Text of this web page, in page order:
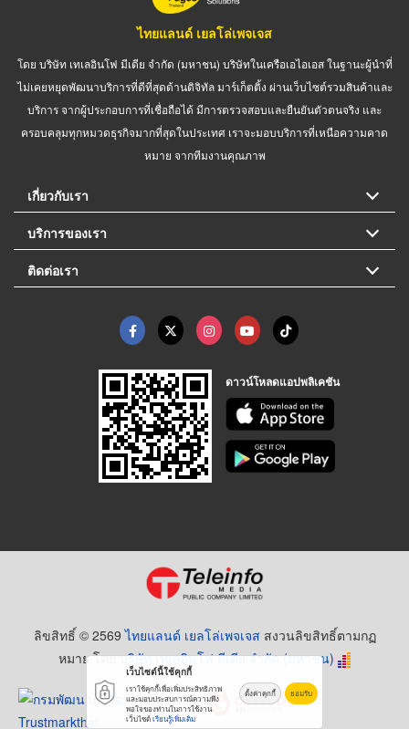
ไทยแลนด์ เยลโล่เพจเจส
โดย บริษัท เทเลอินโฟ มีเดีย จำกัด (มหาชน) บริษัทในเครือเอไอเอส ในฐานะผู้นำที่
ไม่เคยหยุดพัฒนาบริการที่ดีที่สุดด้านดิจิทัล มาร์เก็ตติ้ง ผ่านเว็บไซต์รวมสินค้าและ
บริการ จากผู้ประกอบการที่เชื่อถือได้ มีการตรวจสอบและยืนยันตัวตนจริง และ
ครอบคลุมทุกหมวดธุรกิจมากที่สุดในประเทศ เราจะมอบบริการที่เหนือความคาด
หมาย จากทีมงานคุณภาพ
เกี่ยวกับเรา
บริการของเรา
ติดต่อเรา
ดาวน์โหลดแอปพลิเคชัน
ลิขสิทธิ์ © 2569ไทยแลนด์ เยลโล่เพจเจส สงวนลิขสิทธิ์ตามกฏ
หมาย โดยบริษัท เทเลอินโฟ มีเดีย จำกัด (มหาชน)
เว็บไซต์นี้ใช้คุกกี้
เราใช้คุกกี้เพื่อเพิ่มประสิทธิภาพ
และมอบประสบการณ์ความพึง
พอใจของท่านในการใช้งาน
เว็บไซต์เรียนรู้เพิ่มเติม
ตั้งค่าคุกกี้ ยอมรับ